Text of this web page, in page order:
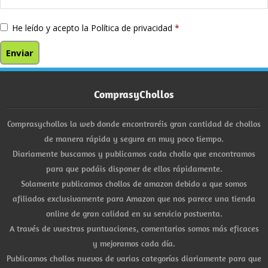
He leído y acepto la Política de privacidad *
ComprasyChollos
Comprasychollos la web donde encontraréis gran cantidad de chollos
de manera rápida y segura en muy poco tiempo.
Diariamente buscamos y publicamos cada chollo que encontramos
para que podáis disponer de ellos rápidamente.
Solamente publicamos chollos de amazon debido a que somos
afiliados exclusivamente para Amazon que nos parece una tienda
online de gran calidad en su servicio postventa.
A través de vuestras puntuaciones, comentarios somos más eficaces
y mejoramos cada día.
Publicamos chollos nuevos de varias categorías diariamente para que